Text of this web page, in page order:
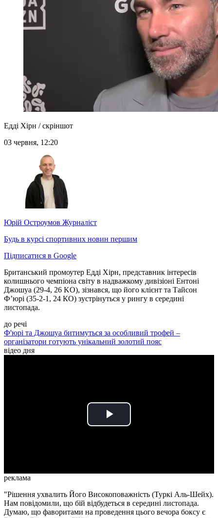
Едді Хірн / скріншот
03 червня, 12:20
Юрій Остроумов Журналіст
Будь в курсі спортивних новин першим
Підписатися в Google
Британський промоутер Едді Хірн, представник інтересів
колишнього чемпіона світу в надважкому дивізіоні Ентоні
Джошуа (29-4, 26 KO), зізнався, що його клієнт та Тайсон
Ф’юрі (35-2-1, 24 КО) зустрінуться у рингу в середині
листопада.
до речі
Ф'юрі та Джошуа битимуться за особливий трофей –
організатори готують унікальний золотий пояс
відео дня
Play
реклама
"Рішення ухвалить Його Високоповажність (Туркі Аль-Шейх).
Нам повідомили, що бій відбудеться в середині листопада.
Думаю, що фаворитами на проведення цього вечора боксу є